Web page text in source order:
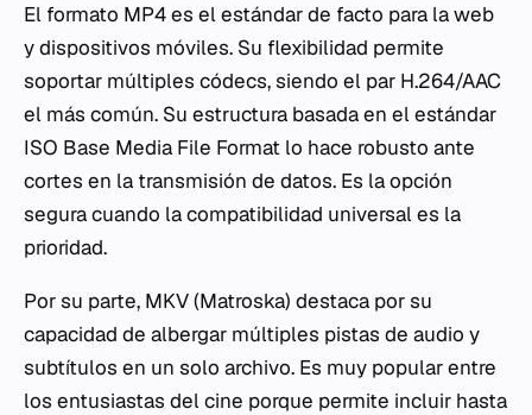
El formato MP4 es el estándar de facto para la web
y dispositivos móviles. Su flexibilidad permite
soportar múltiples códecs, siendo el par H.264/AAC
el más común. Su estructura basada en el estándar
ISO Base Media File Format lo hace robusto ante
cortes en la transmisión de datos. Es la opción
segura cuando la compatibilidad universal es la
prioridad.
Por su parte, MKV (Matroska) destaca por su
capacidad de albergar múltiples pistas de audio y
subtítulos en un solo archivo. Es muy popular entre
los entusiastas del cine porque permite incluir hasta